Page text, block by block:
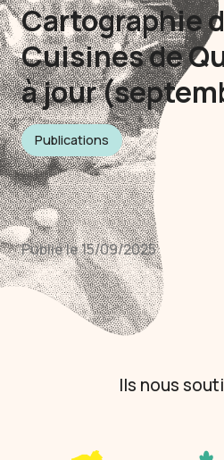
Cartographie
Cuisines de
à jour
Publications
Publié le 15/09/2025
Ils nous